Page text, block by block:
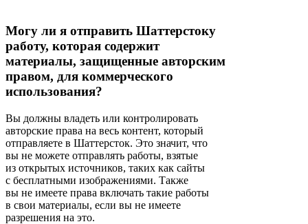
Могу ли я отправить Шаттерстоку
работу, которая содержит
материалы, защищенные авторским
правом, для коммерческого
использования?
Вы должны владеть или контролировать
авторские права на весь контент, который
отправляете в Шаттерсток. Это значит, что
вы не можете отправлять работы, взятые
из открытых источников, таких как сайты
с бесплатными изображениями. Также
вы не имеете права включать такие работы
в свои материалы, если вы не имеете
разрешения на это.